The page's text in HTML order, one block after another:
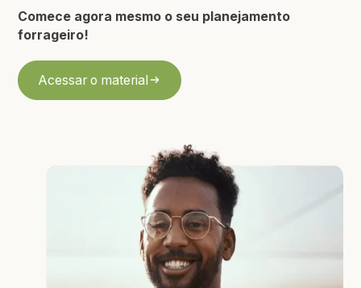
Comece agora mesmo o seu planejamento
forrageiro!
Acessar o material